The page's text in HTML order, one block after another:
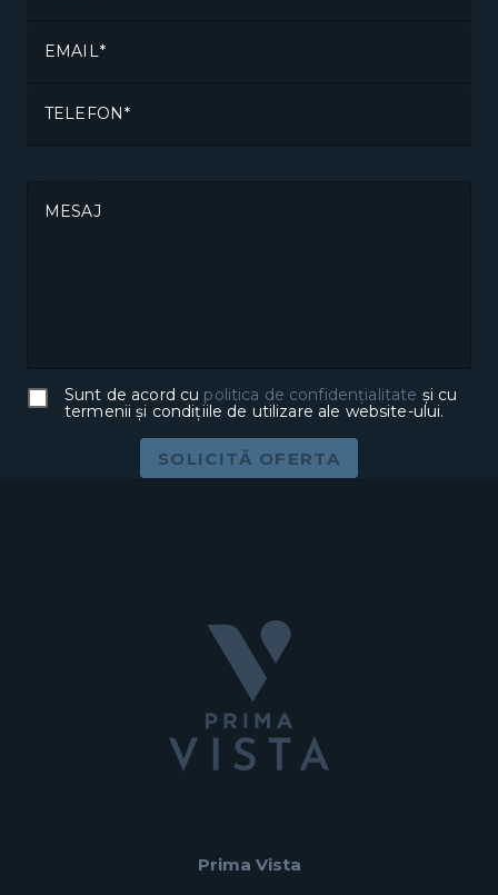
EMAIL
TELEFON
MESAJ
Sunt de acord cu politica de confidențialitate și cu
termenii și condițiile de utilizare ale website-ului.
SOLICITĂ OFERTA
Prima Vista